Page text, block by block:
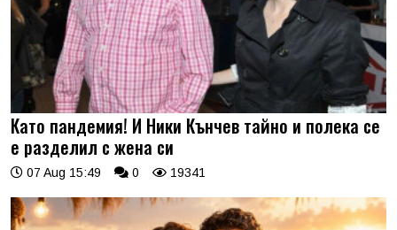
Като пандемия! И Ники Кънчев тайно и полека се
е разделил с жена си
07 Aug 15:49 0 19341